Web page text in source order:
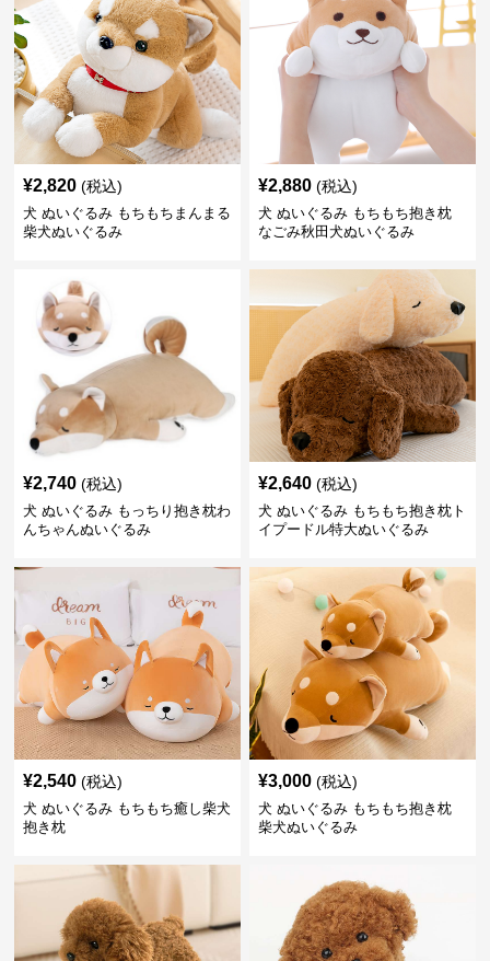
¥2,820 (税込)
犬 ぬいぐるみ もちもちまんまる
柴犬ぬいぐるみ
¥2,880 (税込)
犬 ぬいぐるみ もちもち抱き枕
なごみ秋田犬ぬいぐるみ
¥2,740 (税込)
犬 ぬいぐるみ もっちり抱き枕わ
んちゃんぬいぐるみ
¥2,640 (税込)
犬 ぬいぐるみ もちもち抱き枕ト
イプードル特大ぬいぐるみ
¥2,540 (税込)
犬 ぬいぐるみ もちもち癒し柴犬
抱き枕
¥3,000 (税込)
犬 ぬいぐるみ もちもち抱き枕
柴犬ぬいぐるみ